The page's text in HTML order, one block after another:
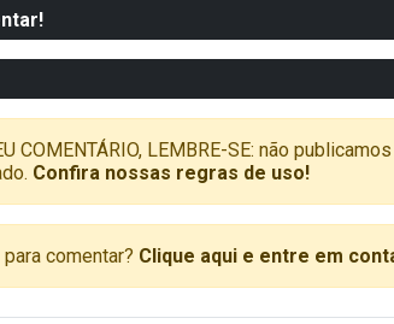
COMENTÁRIO, LEMBRE-SE: não
Confira nossas regras de uso!
comentar? Clique aqui e entre em